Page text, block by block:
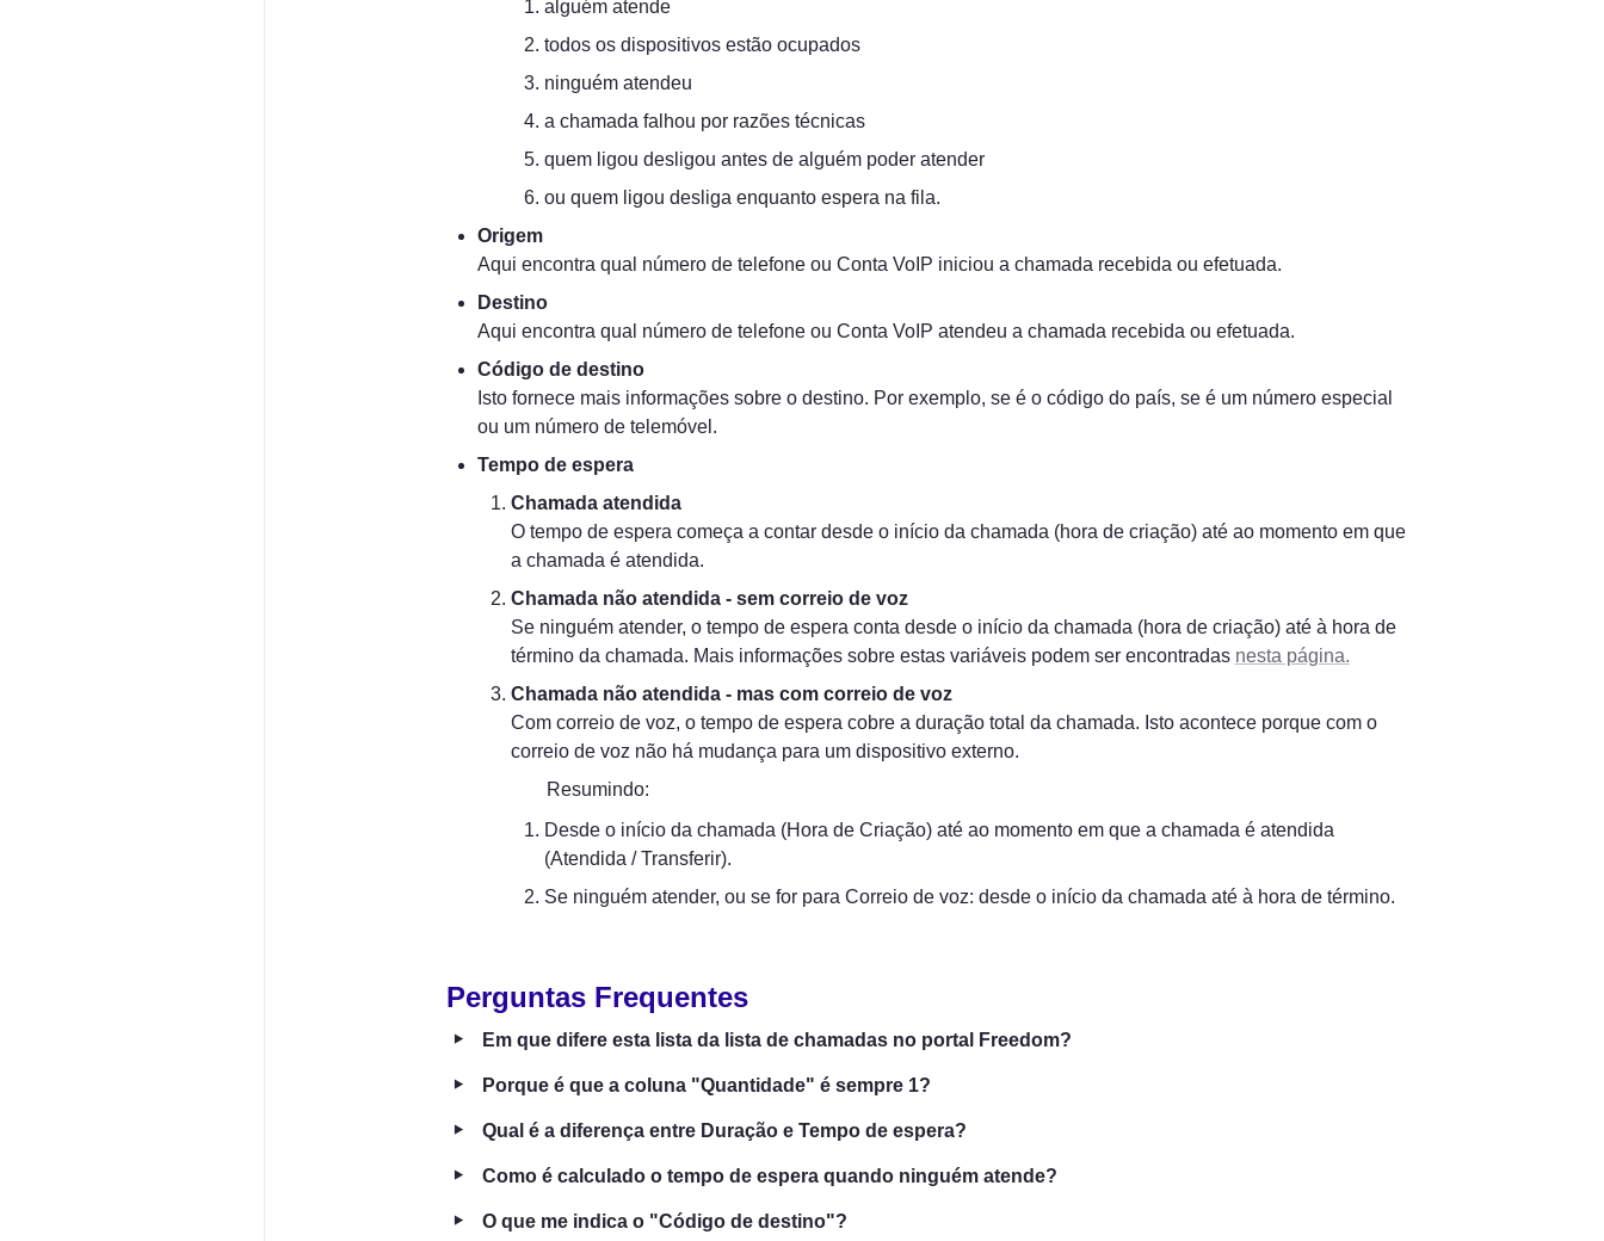
alguém atende
todos os dispositivos estão ocupados
ninguém atendeu
a chamada falhou por razões técnicas
quem ligou desligou antes de alguém poder atender
ou quem ligou desliga enquanto espera na fila.
Origem
Aqui encontra qual número de telefone ou Conta VoIP iniciou a chamada recebida ou efetuada.
Destino
Aqui encontra qual número de telefone ou Conta VoIP atendeu a chamada recebida ou efetuada.
Código de destino
Isto fornece mais informações sobre o destino. Por exemplo, se é o código do país, se é um número especial
ou um número de telemóvel.
Tempo de espera
Chamada atendida
O tempo de espera começa a contar desde o início da chamada (hora de criação) até ao momento em que
a chamada é atendida.
Chamada não atendida - sem correio de voz
Se ninguém atender, o tempo de espera conta desde o início da chamada (hora de criação) até à hora de
término da chamada. Mais informações sobre estas variáveis podem ser encontradas nesta página.
Chamada não atendida - mas com correio de voz
Com correio de voz, o tempo de espera cobre a duração total da chamada. Isto acontece porque com o
correio de voz não há mudança para um dispositivo externo.
Resumindo:
Desde o início da chamada (Hora de Criação) até ao momento em que a chamada é atendida
(Atendida / Transferir).
Se ninguém atender, ou se for para Correio de voz: desde o início da chamada até à hora de término.
Perguntas Frequentes
‣ Em que difere esta lista da lista de chamadas no portal Freedom?
‣ Porque é que a coluna "Quantidade" é sempre 1?
‣ Qual é a diferença entre Duração e Tempo de espera?
‣ Como é calculado o tempo de espera quando ninguém atende?
‣ O que me indica o "Código de destino"?